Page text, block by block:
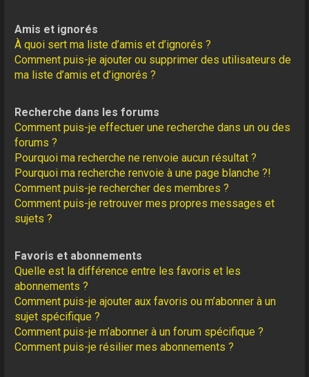
Amis et ignorés
À quoi sert ma liste d’amis et d’ignorés ?
Comment puis-je ajouter ou supprimer des utilisateurs de
ma liste d’amis et d’ignorés ?
Recherche dans les forums
Comment puis-je effectuer une recherche dans un ou des
forums ?
Pourquoi ma recherche ne renvoie aucun résultat ?
Pourquoi ma recherche renvoie à une page blanche ?!
Comment puis-je rechercher des membres ?
Comment puis-je retrouver mes propres messages et
sujets ?
Favoris et abonnements
Quelle est la différence entre les favoris et les
abonnements ?
Comment puis-je ajouter aux favoris ou m’abonner à un
sujet spécifique ?
Comment puis-je m’abonner à un forum spécifique ?
Comment puis-je résilier mes abonnements ?